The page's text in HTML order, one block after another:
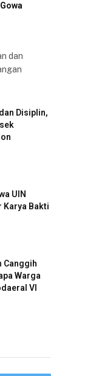
dan
Disiplin,
UIN
Karya Bakti
Canggih
Warga
VI